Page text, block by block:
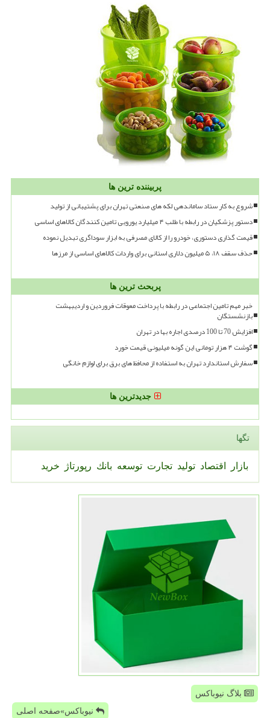
پربیننده ترین ها
شروع به کار ستاد ساماندهی لکه های صنعتی تهران برای پشتیبانی از تولید
دستور پزشکیان در رابطه با طلب ۴ میلیارد یورویی تامین کنندگان کالاهای اساسی
قیمت گذاری دستوری، خودرو را از کالای مصرفی به ابزار سوداگری تبدیل نموده
حذف سقف ۱۸، ۵ میلیون دلاری استانی برای واردات کالاهای اساسی از مرزها
پربحث ترین ها
خبر مهم تامین اجتماعی در رابطه با پرداخت معوقات فروردین و اردیبهشت
بازنشستگان
افزایش 70 تا 100 درصدی اجاره بها در تهران
گوشت ۴ هزار تومانی این گونه میلیونی قیمت خورد
سفارش استاندارد تهران به استفاده از محافظ های برق برای لوازم خانگی
جدیدترین ها
تگها
بازار اقتصاد تولید تجارت توسعه بانك رپورتاژ خرید
بلاگ نیوباکس
نیوباکس»صفحه اصلی